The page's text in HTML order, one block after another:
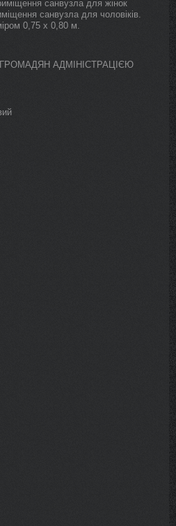
санвузла для жінок
санвузла для чоловіків.
0,75 х 0,80 м.
АДМІНІСТРАЦІЄЮ